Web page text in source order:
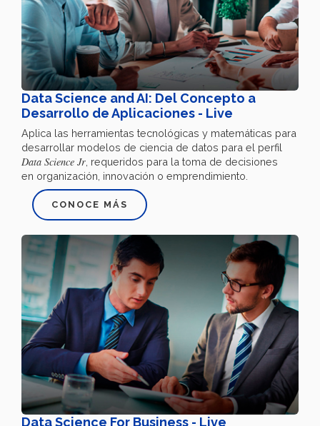
Data Science and AI: Del Concepto a
Desarrollo de Aplicaciones - Live
Aplica las herramientas tecnológicas y matemáticas para
desarrollar modelos de ciencia de datos para el perfil
Data Science Jr , requeridos para la toma de decisiones
en organización, innovación o emprendimiento.
CONOCE MÁS
Data Science For Business - Live